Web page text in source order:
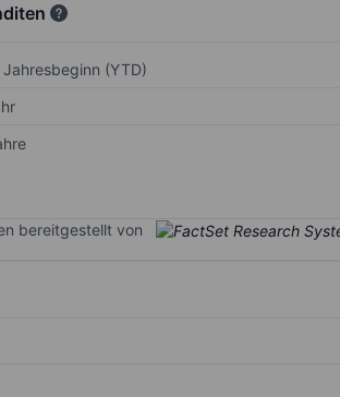
Jahresbeginn (YTD)
bereitgestellt von